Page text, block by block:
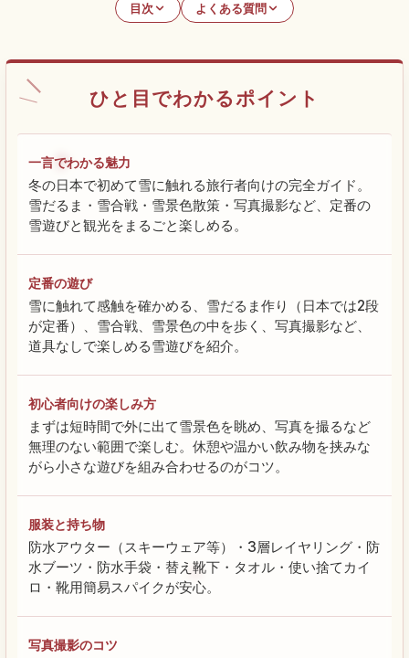
目次 よくある質問
ひと目でわかるポイント
一言でわかる魅力
冬の日本で初めて雪に触れる旅行者向けの完全ガイド。
雪だるま・雪合戦・雪景色散策・写真撮影など、定番の
雪遊びと観光をまるごと楽しめる。
定番の遊び
雪に触れて感触を確かめる、雪だるま作り（日本では2段
が定番）、雪合戦、雪景色の中を歩く、写真撮影など、
道具なしで楽しめる雪遊びを紹介。
初心者向けの楽しみ方
まずは短時間で外に出て雪景色を眺め、写真を撮るなど
無理のない範囲で楽しむ。休憩や温かい飲み物を挟みな
がら小さな遊びを組み合わせるのがコツ。
服装と持ち物
防水アウター（スキーウェア等）・3層レイヤリング・防
水ブーツ・防水手袋・替え靴下・タオル・使い捨てカイ
ロ・靴用簡易スパイクが安心。
写真撮影のコツ